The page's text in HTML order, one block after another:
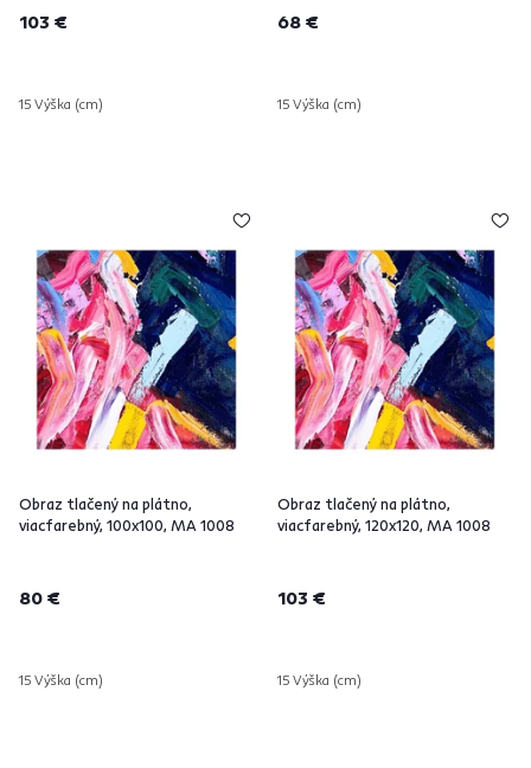
103 €
15 Výška (cm)
68 €
15 Výška (cm)
Obraz tlačený na plátno,
viacfarebný, 100x100, MA 1008
80 €
15 Výška (cm)
Obraz tlačený na plátno,
viacfarebný, 120x120, MA 1008
103 €
15 Výška (cm)